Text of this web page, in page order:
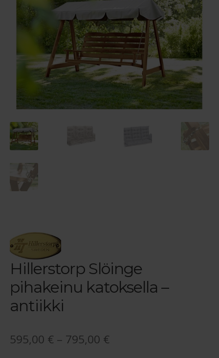
Reklamaatiolomake
Palautuslomake
Hillerstorp Slöinge
pihakeinu katoksella –
antiikki
595,00 € – 795,00 €